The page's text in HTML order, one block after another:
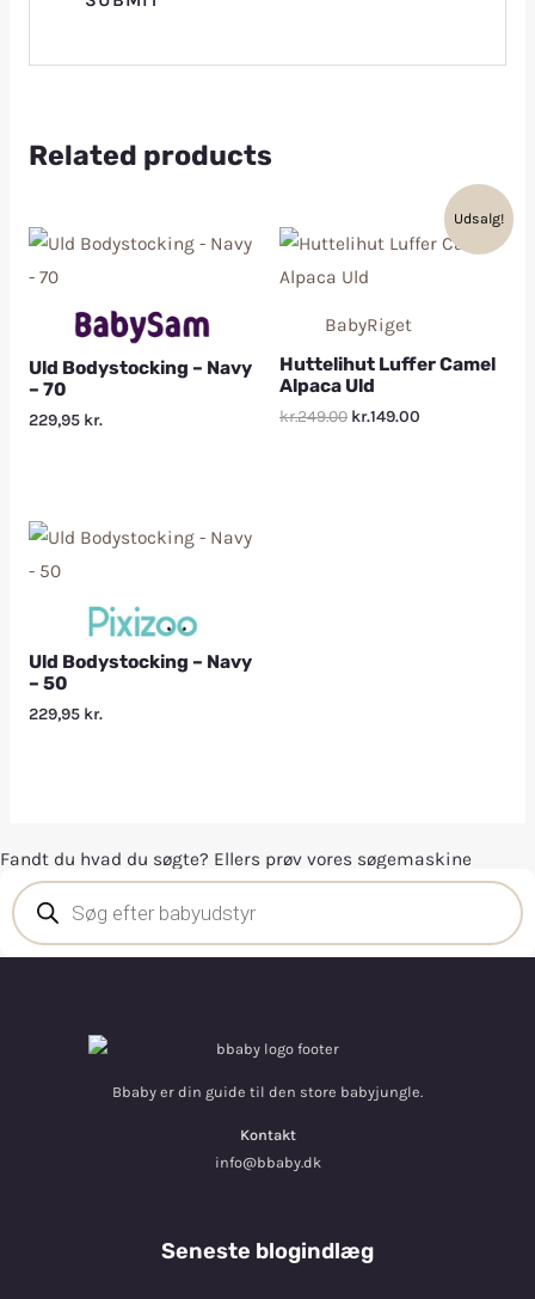
Related products
Uld Bodystocking – Navy
– 70
229,95 kr.
Udsalg!
BabyRiget
Huttelihut Luffer Camel
Alpaca Uld
kr.249.00 kr.149.00
Uld Bodystocking – Navy
– 50
229,95 kr.
Fandt du hvad du søgte? Ellers prøv vores søgemaskine
Bbaby er din guide til den store babyjungle.
Kontakt
info@bbaby.dk
Seneste blogindlæg